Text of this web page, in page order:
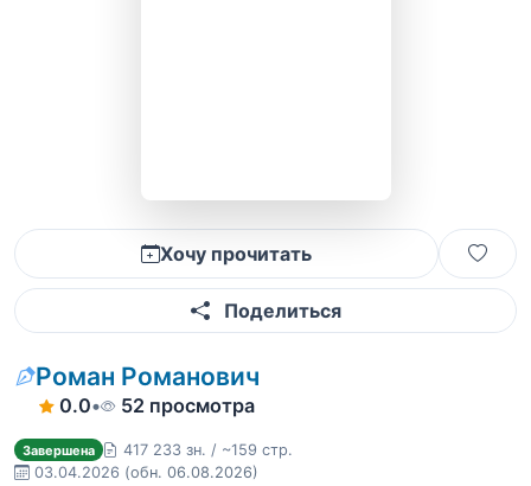
Хочу прочитать
Поделиться
Роман Романович
0.0• 52 просмотра
Завершена
417 233 зн. / ~159 стр.
03.04.2026 (обн. 06.08.2026)